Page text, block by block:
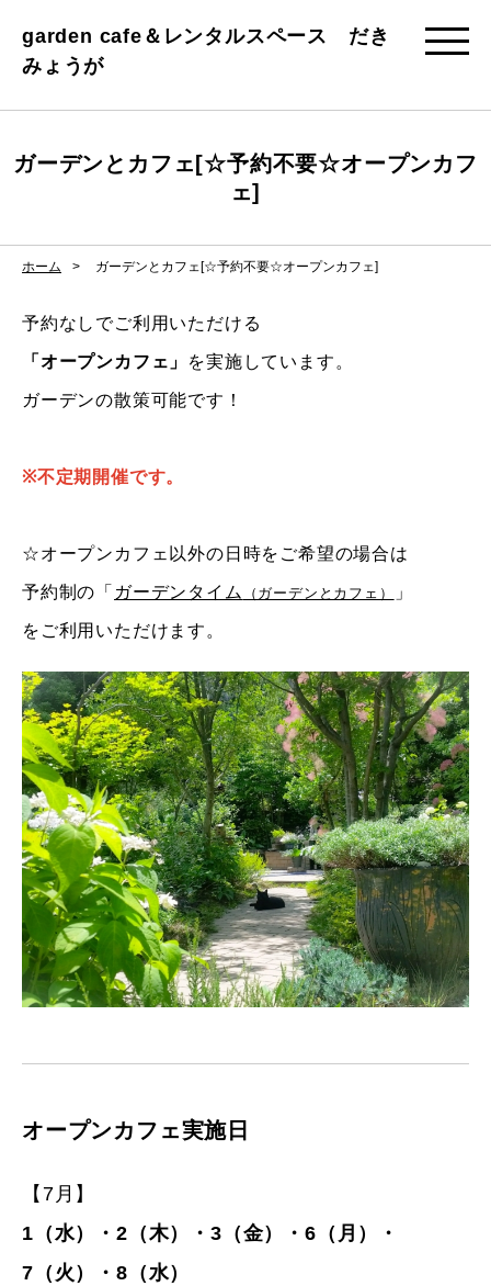
garden cafe＆レンタルスペース だき
みょうが
ガーデンとカフェ[☆予約不要☆オープンカフ
ェ]
ホーム ガーデンとカフェ[☆予約不要☆オープンカフェ]
予約なしでご利用いただける
「オープンカフェ」 を実施しています。
ガーデンの散策可能です！
※不定期開催です。
☆オープンカフェ以外の日時をご希望の場合は
予約制の 「 ガーデンタイム （ガーデンとカフェ） 」
をご利用いただけます。
オープンカフェ実施日
【7月】
1（水）・2（木）・3（金）・6（月）・
7（火）・8（水）